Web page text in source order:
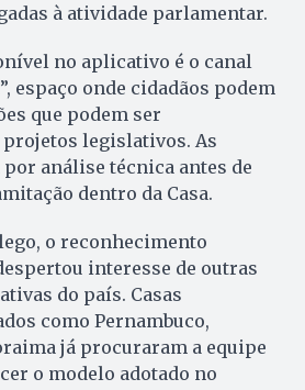
à atividade parlamentar.
no aplicativo é o canal
espaço onde cidadãos podem
que podem ser
legislativos. As
análise técnica antes de
dentro da Casa.
o reconhecimento
interesse de outras
do país. Casas
como Pernambuco,
já procuraram a equipe
o modelo adotado no